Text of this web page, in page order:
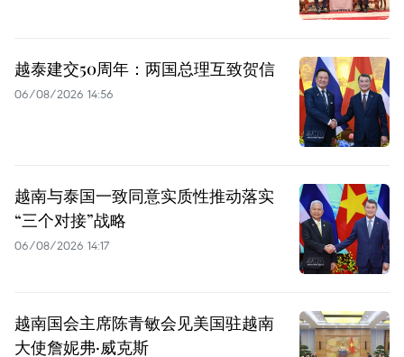
越泰建交50周年：两国总理互致贺信
06/08/2026 14:56
越南与泰国一致同意实质性推动落实
“三个对接”战略
06/08/2026 14:17
越南国会主席陈青敏会见美国驻越南
大使詹妮弗·威克斯